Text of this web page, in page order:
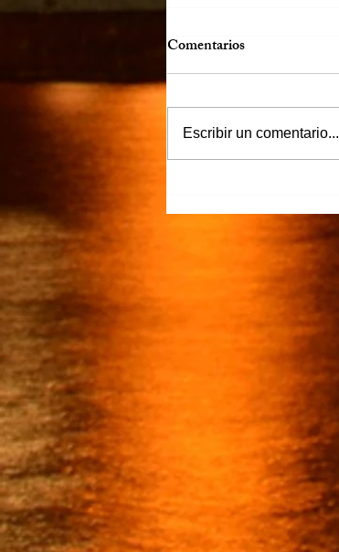
familiares y amigos
Comentarios
Escribir un comentario...